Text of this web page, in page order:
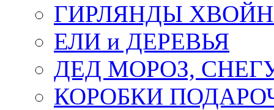
ГИРЛЯНДЫ
ЕЛИ и ДЕРЕВЬЯ
ДЕД МОРОЗ,
КОРОБКИ